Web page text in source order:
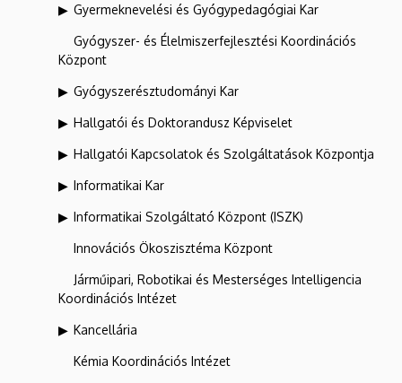
Gyermeknevelési és Gyógypedagógiai Kar
Gyógyszer- és Élelmiszerfejlesztési Koordinációs
Központ
Gyógyszerésztudományi Kar
Hallgatói és Doktorandusz Képviselet
Hallgatói Kapcsolatok és Szolgáltatások Központja
Informatikai Kar
Informatikai Szolgáltató Központ (ISZK)
Innovációs Ökoszisztéma Központ
Járműipari, Robotikai és Mesterséges Intelligencia
Koordinációs Intézet
Kancellária
Kémia Koordinációs Intézet